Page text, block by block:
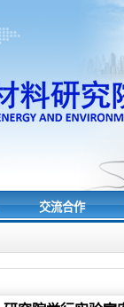
交流合作